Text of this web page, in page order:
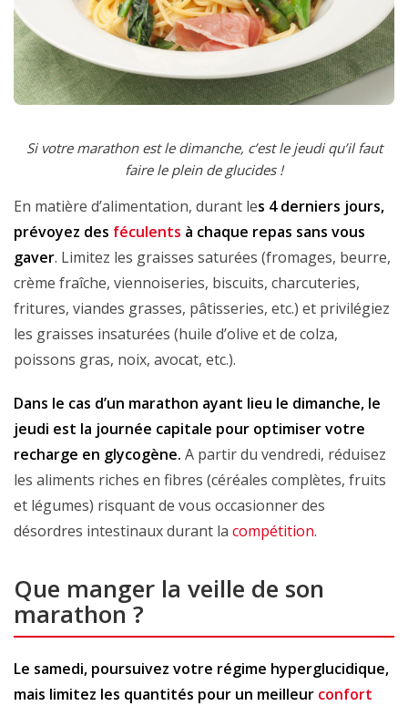
Si votre marathon est le dimanche, c’est le jeudi qu’il faut
faire le plein de glucides !
En matière d’alimentation, durant les 4 derniers jours,
prévoyez des féculents à chaque repas sans vous
gaver. Limitez les graisses saturées (fromages, beurre,
crème fraîche, viennoiseries, biscuits, charcuteries,
fritures, viandes grasses, pâtisseries, etc.) et privilégiez
les graisses insaturées (huile d’olive et de colza,
poissons gras, noix, avocat, etc.).
Dans le cas d’un marathon ayant lieu le dimanche, le
jeudi est la journée capitale pour optimiser votre
recharge en glycogène. A partir du vendredi, réduisez
les aliments riches en fibres (céréales complètes, fruits
et légumes) risquant de vous occasionner des
désordres intestinaux durant la compétition.
Que manger la veille de son
marathon ?
Le samedi, poursuivez votre régime hyperglucidique,
mais limitez les quantités pour un meilleur confort